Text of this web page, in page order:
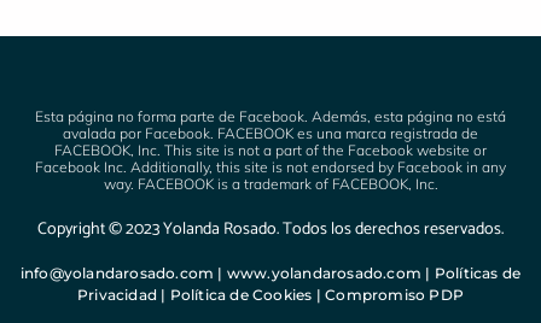
Esta página no forma parte de Facebook. Además, esta página no está
avalada por Facebook. FACEBOOK es una marca registrada de
FACEBOOK, Inc. This site is not a part of the Facebook website or
Facebook Inc. Additionally, this site is not endorsed by Facebook in any
way. FACEBOOK is a trademark of FACEBOOK, Inc.
Copyright © 2023 Yolanda Rosado. Todos los derechos reservados.
info@yolandarosado.com | www.yolandarosado.com | Políticas de
Privacidad | Política de Cookies |Compromiso PDP